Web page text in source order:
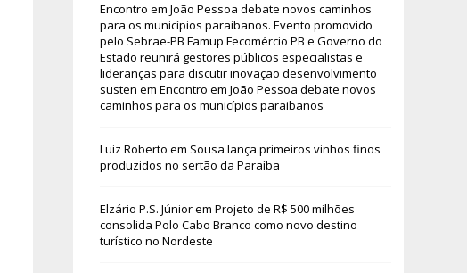
Encontro em João Pessoa debate novos caminhos
para os municípios paraibanos. Evento promovido
pelo Sebrae-PB Famup Fecomércio PB e Governo do
Estado reunirá gestores públicos especialistas e
lideranças para discutir inovação desenvolvimento
susten em Encontro em João Pessoa debate novos
caminhos para os municípios paraibanos
Luiz Roberto em Sousa lança primeiros vinhos finos
produzidos no sertão da Paraíba
Elzário P.S. Júniorem Projeto de R$ 500 milhões
consolida Polo Cabo Branco como novo destino
turístico no Nordeste